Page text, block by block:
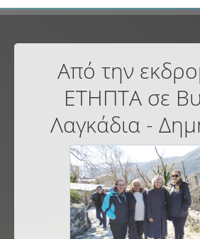
Από την
ΕΤΗΠΤΑ σε
Λαγκάδια -